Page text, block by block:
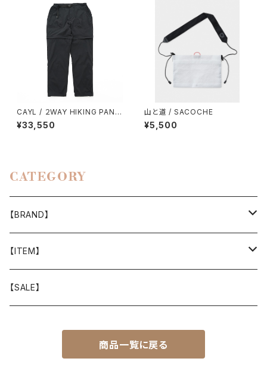
CAYL / ２WAY HIKING PANT
S（BLACK）
¥33,550
山と道 / SACOCHE
¥5,500
CATEGORY
【BRAND】
山と道
T-SHIRT
迷迭香
【ITEM】
WEAR
【SALE】
商品一覧に戻る